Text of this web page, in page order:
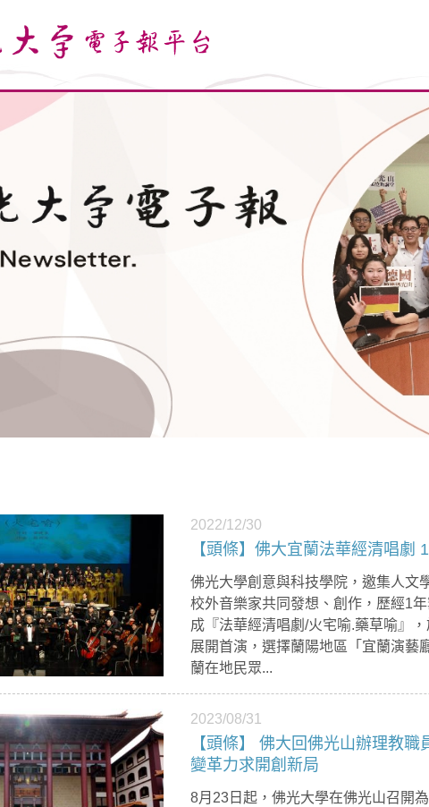
2022/12/30
【頭條】佛大宜蘭法華經清唱劇
佛光大學創意與科技學院，邀集人文
校外音樂家共同發想、創作，歷經1
成『法華經清唱劇/火宅喻.藥草喻』
展開首演，選擇蘭陽地區「宜蘭演藝
蘭在地民眾...
2023/08/31
【頭條】 佛大回佛光山辦理教職
變革力求開創新局
8月23日起，佛光大學在佛光山召開